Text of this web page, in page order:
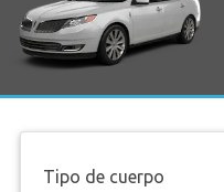
Tipo de cuerpo